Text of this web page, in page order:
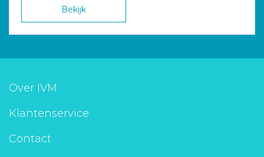
Bekijk
Over IVM
Klantenservice
Contact